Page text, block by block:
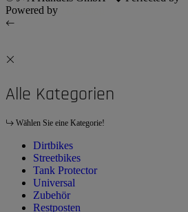
Powered by
Alle Kategorien
Wählen Sie eine Kategorie!
Dirtbikes
Streetbikes
Tank Protector
Universal
Zubehör
Restposten